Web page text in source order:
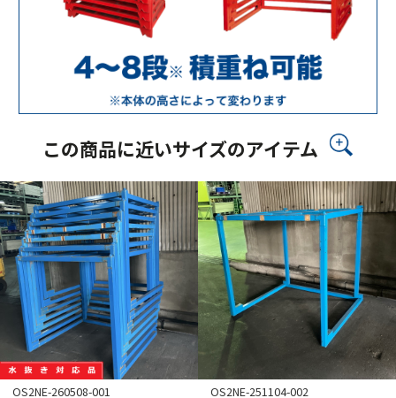
この商品に近いサイズのアイテム
OS2NE-260508-001 OS2NE-251104-002